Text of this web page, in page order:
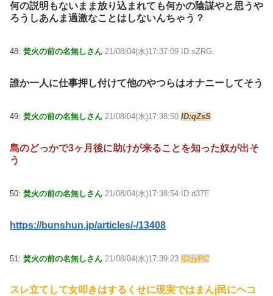
何の説明もないまま放り込まれても何かの陰謀やと思うや
ろうしあんま過激なことはしないんちゃう？
48: 焚火の前の名無しさん 21/08/04(水)17:37:09 ID:sZRG
誰か一人に仕事押し付けて他のやつらはオナニーしてそう
49: 焚火の前の名無しさん 21/08/04(水)17:38:50 ID:qZsS
島のどっかで3ヶ月後に助けが来ることを知った奴が出そ
う
50: 焚火の前の名無しさん 21/08/04(水)17:38:54 ID:d37E
https://bunshun.jp/articles/-/13408
51: 焚火の前の名無しさん 21/08/04(水)17:39:23 ID:jyPC
スレ立てして女叩きはするくせに現実ではまんj民にヘコ